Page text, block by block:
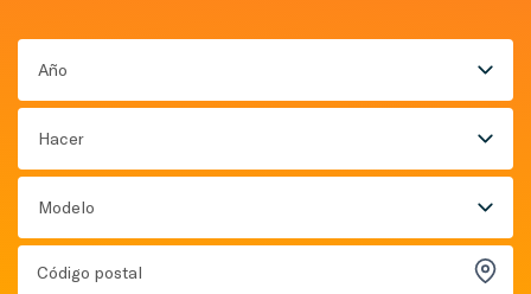
Año
Hacer
Modelo